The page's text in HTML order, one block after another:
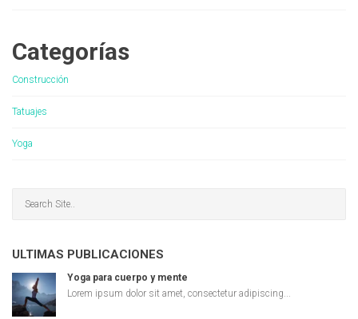
Categorías
Construcción
Tatuajes
Yoga
ULTIMAS PUBLICACIONES
Yoga para cuerpo y mente
Lorem ipsum dolor sit amet, consectetur adipiscing...